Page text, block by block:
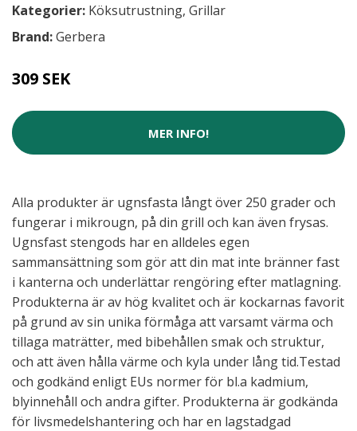
Kategorier: Köksutrustning, Grillar
Brand:Gerbera
309 SEK
MER INFO!
Alla produkter är ugnsfasta långt över 250 grader och
fungerar i mikrougn, på din grill och kan även frysas.
Ugnsfast stengods har en alldeles egen
sammansättning som gör att din mat inte bränner fast
i kanterna och underlättar rengöring efter matlagning.
Produkterna är av hög kvalitet och är kockarnas favorit
på grund av sin unika förmåga att varsamt värma och
tillaga maträtter, med bibehållen smak och struktur,
och att även hålla värme och kyla under lång tid.Testad
och godkänd enligt EUs normer för bl.a kadmium,
blyinnehåll och andra gifter. Produkterna är godkända
för livsmedelshantering och har en lagstadgad